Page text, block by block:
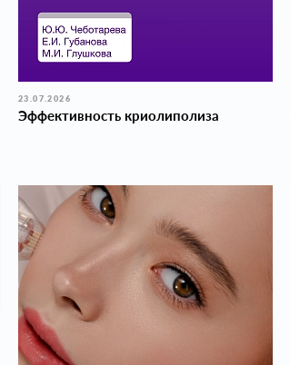
23.07.2026
Эффективность криолиполиза